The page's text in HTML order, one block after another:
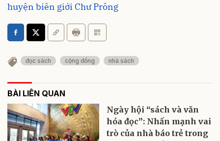
huyện biên giới Chư Prông
đọc sách cộng đồng nhà sách
BÀI LIÊN QUAN
Ngày hội “sách và văn
hóa đọc”: Nhấn mạnh vai
trò của nhà báo trẻ trong